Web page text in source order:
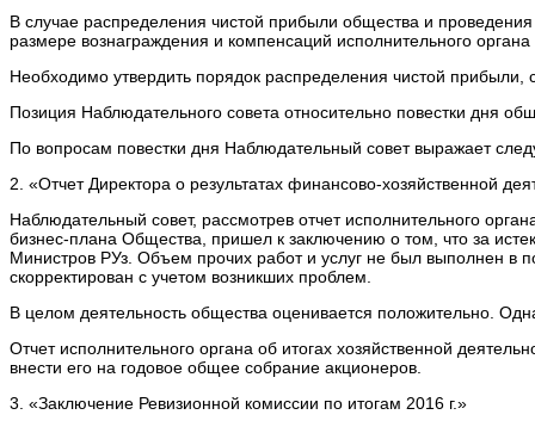
В случае распределения чистой прибыли общества и
размере вознаграждения и компенсаций исполнительного
Необходимо утвердить порядок распределения чистой
Позиция Наблюдательного совета относительно повестки дня
По вопросам повестки дня Наблюдательный совет выражает
2. «Отчет Директора о результатах финансово-хозяйственной
Наблюдательный совет, рассмотрев отчет исполнительного
бизнес-плана Общества, пришел к заключению о том, что за
Министров РУз. Объем прочих работ и услуг не был выполнен в
скорректирован с учетом возникших проблем.
В целом деятельность общества оценивается положительно.
Отчет исполнительного органа об итогах хозяйственной
внести его на годовое общее собрание акционеров.
3. «Заключение Ревизионной комиссии по итогам 2016 г.»